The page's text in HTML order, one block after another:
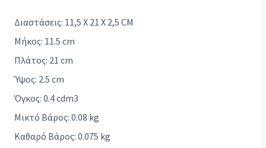
Διαστάσεις: 11,5 X 21 X 2,5 CM
Μήκος: 11.5 cm
Πλάτος: 21 cm
Ύψος: 2.5 cm
Όγκος: 0.4 cdm3
Μικτό Βάρος: 0.08 kg
Καθαρό Βάρος: 0.075 kg